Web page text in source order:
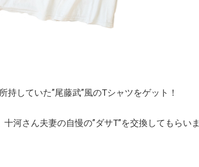
持していた”尾藤武”風のTシャツをゲット！
河さん夫妻の自慢の”ダサT”を交換してもらいま